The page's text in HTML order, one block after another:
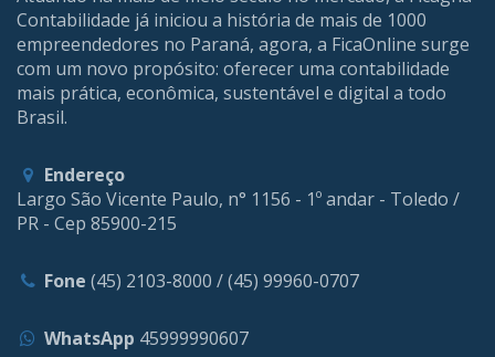
Contabilidade já iniciou a história de mais de 1000
empreendedores no Paraná, agora, a FicaOnline surge
com um novo propósito: oferecer uma contabilidade
mais prática, econômica, sustentável e digital a todo
Brasil.
Endereço
Largo São Vicente Paulo, n° 1156 - 1º andar - Toledo /
PR - Cep 85900-215
Fone (45) 2103-8000 / (45) 99960-0707
WhatsApp 45999990607